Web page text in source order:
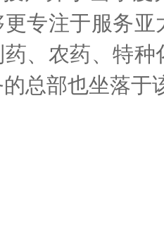
更专注于服务亚
、农药、特
总部也坐落于